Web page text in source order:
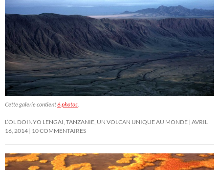
Cette galerie contient6 photos.
L’OL DOINYO LENGAI, TANZANIE, UN VOLCAN UNIQUE AU MONDE AVRIL
16, 2014 10 COMMENTAIRES